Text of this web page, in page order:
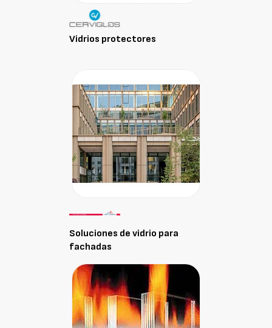
Vidrios protectores
Soluciones de vidrio para
fachadas